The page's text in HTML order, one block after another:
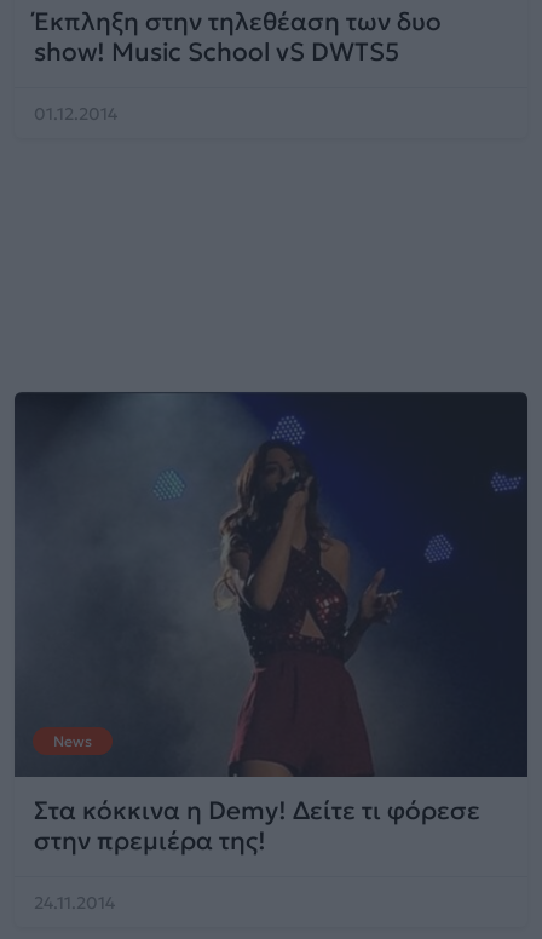
Έκπληξη στην τηλεθέαση των δυο
show! Music School vS DWTS5
01.12.2014
News
Στα κόκκινα η Demy! Δείτε τι φόρεσε
στην πρεμιέρα της!
24.11.2014